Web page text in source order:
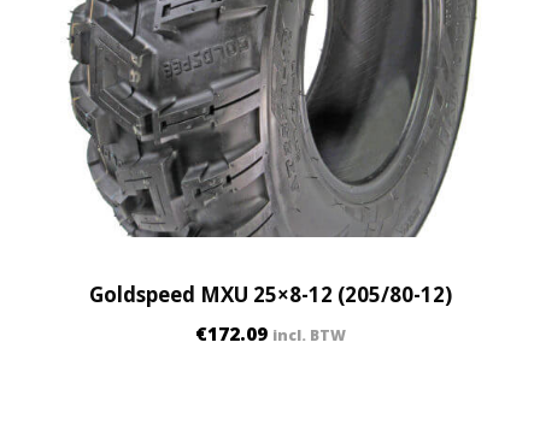
Goldspeed MXU 25×8-12 (205/80-12)
€172.09 incl. BTW